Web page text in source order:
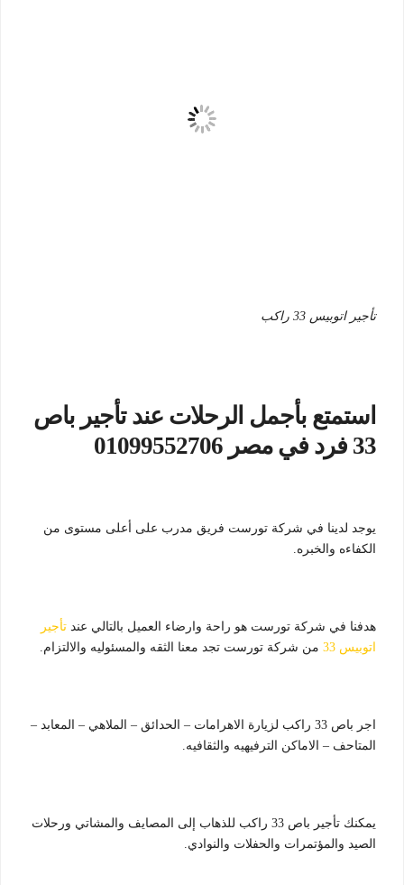
تأجير اتوبيس 33 راكب
استمتع بأجمل الرحلات عند تأجير باص
33 فرد في مصر 01099552706
يوجد لدينا في شركة تورست فريق مدرب على أعلى مستوى من
الكفاءه والخبره.
هدفنا في شركة تورست هو راحة وارضاء العميل بالتالي عند تأجير
اتوبيس 33
من شركة تورست تجد معنا الثقه والمسئوليه والالتزام.
اجر باص 33 راكب لزيارة الاهرامات – الحدائق – الملاهي – المعابد –
المتاحف – الاماكن الترفيهيه والثقافيه.
يمكنك تأجير باص 33 راكب للذهاب إلى المصايف والمشاتي ورحلات
الصيد والمؤتمرات والحفلات والنوادي.